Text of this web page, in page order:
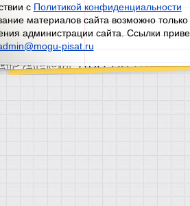
сПолитикой конфиденциальности
материалов сайта возможно
администрации сайта. Ссылки
pisat.ru